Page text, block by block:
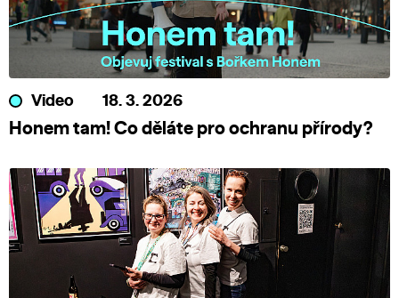
Video 18. 3. 2026
Honem tam! Co děláte pro ochranu přírody?